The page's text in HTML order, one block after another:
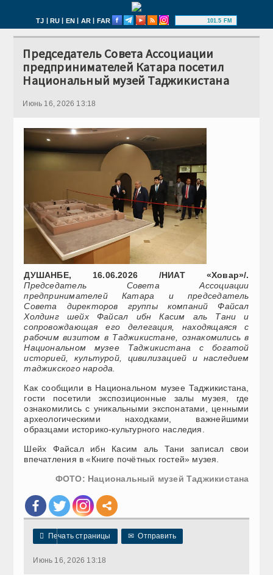
TJ | RU | EN | AR | FAR 101.5 FM
Председатель Совета Ассоциации
предпринимателей Катара посетил
Национальный музей Таджикистана
Июнь 16, 2026 13:18
ДУШАНБЕ, 16.06.2026 /НИАТ «Ховар»/.
Председатель Совета Ассоциации
предпринимателей Катара и председатель
Совета директоров группы компаний Файсал
Холдинг шейх Файсал ибн Касим аль Тани и
сопровождающая его делегация, находящаяся с
рабочим визитом в Таджикистане, ознакомились в
Национальном музее Таджикистана с богатой
историей, культурой, цивилизацией и наследием
таджикского народа.
Как сообщили в Национальном музее Таджикистана,
гости посетили экспозиционные залы музея, где
ознакомились с уникальными экспонатами, ценными
археологическими находками, важнейшими
образцами историко-культурного наследия.
Шейх Файсал ибн Касим аль Тани записал свои
впечатления в «Книге почётных гостей» музея.
ФОТО: Национальный музей Таджикистана
 Печать страницы ✉ Отправить
Июнь 16, 2026 13:18